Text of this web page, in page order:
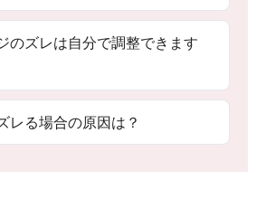
のズレは自分で調整できます
レる場合の原因は？